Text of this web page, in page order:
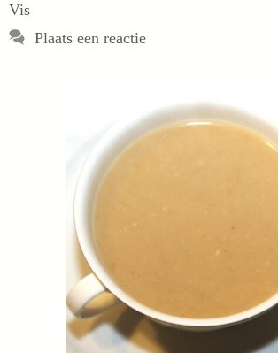
Vis
Plaats een reactie